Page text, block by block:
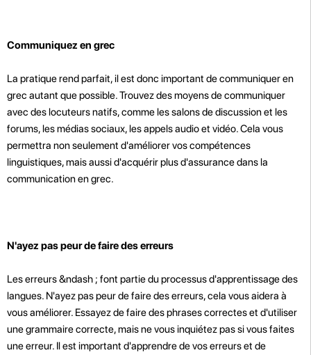
Communiquez en grec
La pratique rend parfait, il est donc important de communiquer en
grec autant que possible. Trouvez des moyens de communiquer
avec des locuteurs natifs, comme les salons de discussion et les
forums, les médias sociaux, les appels audio et vidéo. Cela vous
permettra non seulement d'améliorer vos compétences
linguistiques, mais aussi d'acquérir plus d'assurance dans la
communication en grec.
N'ayez pas peur de faire des erreurs
Les erreurs &ndash ; font partie du processus d'apprentissage des
langues. N'ayez pas peur de faire des erreurs, cela vous aidera à
vous améliorer. Essayez de faire des phrases correctes et d'utiliser
une grammaire correcte, mais ne vous inquiétez pas si vous faites
une erreur. Il est important d'apprendre de vos erreurs et de